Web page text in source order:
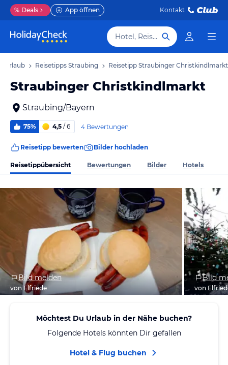
% Deals App öffnen Kontakt
Hotel, Reiseziel
Urlaub Reisetipps Straubing Reisetipp Straubinger Christkindlmarkt
Straubinger Christkindlmarkt
Straubing/Bayern
75% 4,5 / 6 4 Bewertungen
Reisetipp bewerten Bilder hochladen
Reisetippübersicht Bewertungen Bilder Hotels
Bild melden
von Elfriede
Bild
von
Möchtest Du Urlaub in der Nähe buchen?
Folgende Hotels könnten Dir gefallen
Hotel & Flug buchen